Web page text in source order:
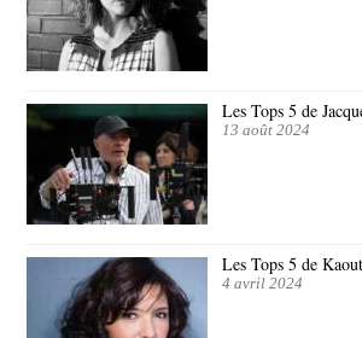
Les Tops 5 de
13 août 2024
Les Tops 5 de
4 avril 2024